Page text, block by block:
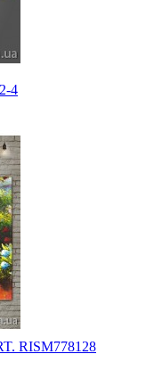
4
RISM778128